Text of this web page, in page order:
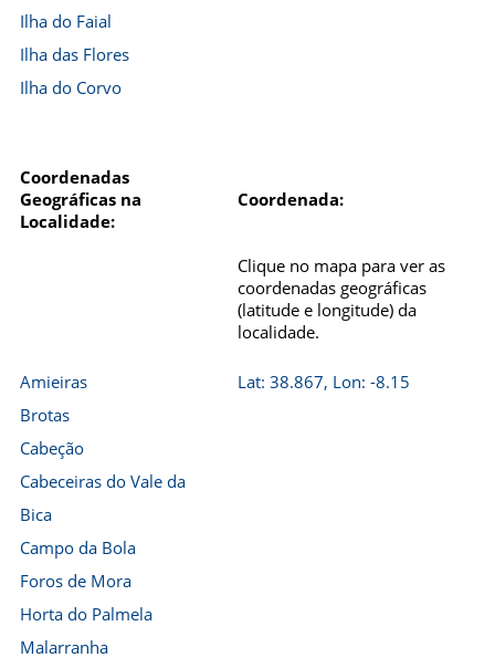
Ilha do Faial
Ilha das Flores
Ilha do Corvo
Coordenadas
Geográficas na
Localidade:
Coordenada:
Clique no mapa para ver as
coordenadas geográficas
(latitude e longitude) da
localidade.
Amieiras
Brotas
Cabeção
Cabeceiras do Vale da
Bica
Campo da Bola
Foros de Mora
Horta do Palmela
Malarranha
Lat: 38.867, Lon: -8.15